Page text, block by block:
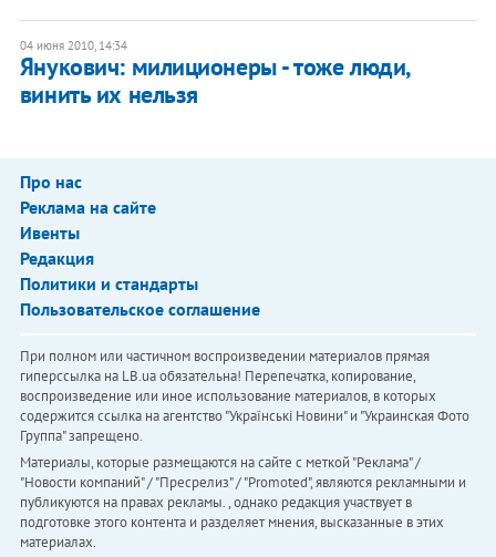
04 июня 2010, 14:34
Янукович: милиционеры - тоже люди,
винить их нельзя
Про нас
Реклама на сайте
Ивенты
Редакция
Политики и стандарты
Пользовательское соглашение
При полном или частичном воспроизведении материалов прямая
гиперссылка на LB.ua обязательна! Перепечатка, копирование,
воспроизведение или иное использование материалов, в которых
содержится ссылка на агентство "Українськi Новини" и "Украинская Фото
Группа" запрещено.
Материалы, которые размещаются на сайте с меткой "Реклама" /
"Новости компаний" / "Пресрелиз" / "Promoted", являются рекламными и
публикуются на правах рекламы. , однако редакция участвует в
подготовке этого контента и разделяет мнения, высказанные в этих
материалах.